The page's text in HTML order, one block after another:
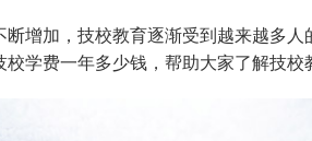
断增加，技校教育逐渐受到越来越多
学费一年多少钱，帮助大家了解技校